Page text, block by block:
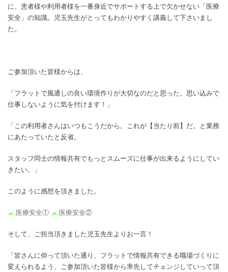
に、患者様や利用者様を一番身近でサポートする上で欠かせない「医療
安全」の知識。児玉先生がとってもわかりやすく講義して下さいまし
た。
ご参加頂いた皆様からは、
「フラットで風通しの良い環境作りが大切なのだと思った。思い込みで
仕事しないように気を付けます！」
「この利用者さんはいつもこうだから。これが【当たり前】だ。と業務
にあたっていたと反省。
スタッフ同士の情報共有でもっとスムーズに仕事が出来るようにしてい
きたい。」
このように感想を頂きました。
そして、ご担当頂きました児玉先生よりお一言！
「皆さんに仰って頂いた通り、フラットで情報共有できる職場づくりに
変えられるよう、ご参加頂いた皆様から率先してチェンジしていって頂